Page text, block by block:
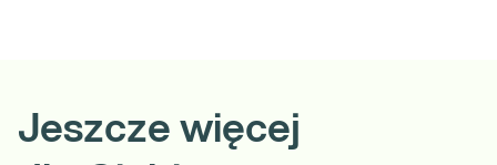
Jeszcze więcej